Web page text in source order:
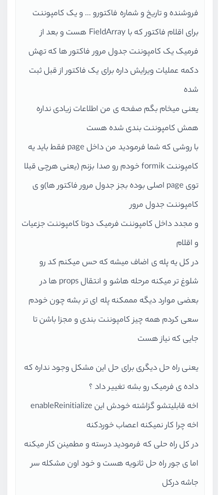
فروشنده و تاریخ و شماره فاکتورو ... و یک کامپوننت
برای اقلام فاکتور که با FieldArray هست و بعد از
فرمیک یک کامپوننت جدول مرور فاکتور ها که تهش
دکمه عملیات ویرایش داره برای یک فاکتور از قبل ثبت
شده
یعنی میخام بگم صفحه ی من اطلاعات زیادی نداره
همش کامپوننت بندی شده هست
با روشی که شما فرمودید من داخل page فقط باید یه
کامپوننت formik خودم رو صدا بزنم (یعنی هرچی قبلا
توی page اصلی بوده بجز جدول مرور فاکتور ها)و ی
کامپوننت جدول مرور
و مجدد داخل کامپوننت فرمیک دوتا کامپوننت جزعیات
و اقلام
در کل یه پله ی اضاف میشه که حس میکنم کد رو
شلوغ تر میکنه مرحله هاشو و انتقال props ها در
بعضی موارد دیگه مممکنه پله ای تر بشه چون خودم
سعی کردم همه چیز کامپوننت بندی و مجزا باشن تا
جایی که نیاز هست
یعنی راه حل دیگری برای حل این مشکل وجود نداره که
داده ی فرمیک رو بشه تغییر داد ؟
اخه قابلیتشو گزاشته خودش این enableReinitialize
اخه چرا کار نمیکنه اعصاب خوردکنه
در کل راه حلی که فرمودید درسته و مطمینن کار میکنه
اما ی جور راه حل ثانویه هست و خود اون مشکله سر
جاشه درکل